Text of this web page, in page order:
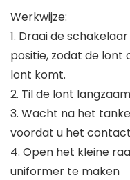
Werkwijze:
1. Draai de
positie, zodat de lont
lont komt.
2. Til de lont
3. Wacht na het
voordat u het
4. Open het kleine
uniformer te maken